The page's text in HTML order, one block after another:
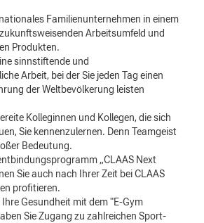
Familienunternehmen in einem
Arbeitsumfeld und
Produkten.
sinnstiftende und
Arbeit, bei der Sie jeden Tag einen
der Weltbevölkerung leisten
Kolleginnen und Kollegen, die sich
Sie kennenzulernen. Denn Teamgeist
Bedeutung.
„CLAAS Next
Sie auch nach Ihrer Zeit bei CLAAS
profitieren.
Gesundheit mit dem "E-Gym
Sie Zugang zu zahlreichen Sport-